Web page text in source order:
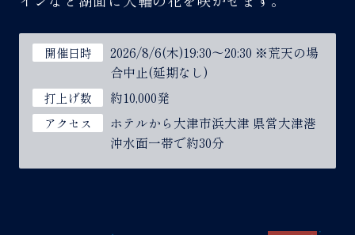
開催日時
2026/8/6(木)19:30～20:30 ※荒天の場
合中止(延期なし)
打上げ数 約10,000発
アクセス
ホテルから大津市浜大津 県営大津港
沖水面一帯で約30分